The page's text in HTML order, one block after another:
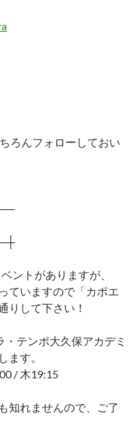
ろんフォローしておい
ントがありますが、
ていますので「カポエ
りして下さい！
テンポ大久保アカデミ
ます。
/ 木19:15
知れませんので、ご了